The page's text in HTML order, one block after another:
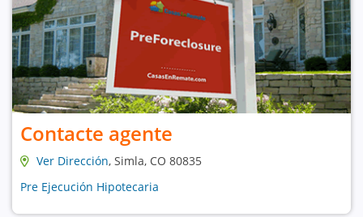
Contacte agente
Ver Dirección, Simla, CO 80835
Pre Ejecución Hipotecaria